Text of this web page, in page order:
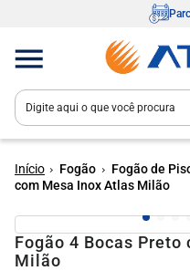
Fogão Fogão de
com Mesa Inox Atlas Milão
Fogão 4 Bocas
Milão
1º fogão 4 bocas
3º fogão 5 bocas
º cooktop